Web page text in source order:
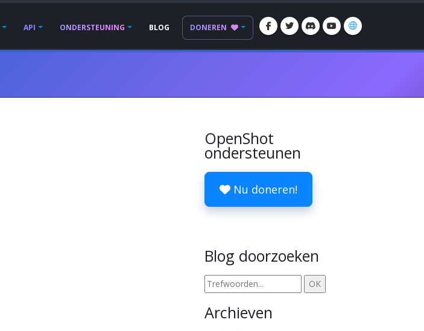
API ONDERSTEUNING BLOG DONEREN
OpenShot
ondersteunen
Nu doneren!
Blog doorzoeken
Archieven